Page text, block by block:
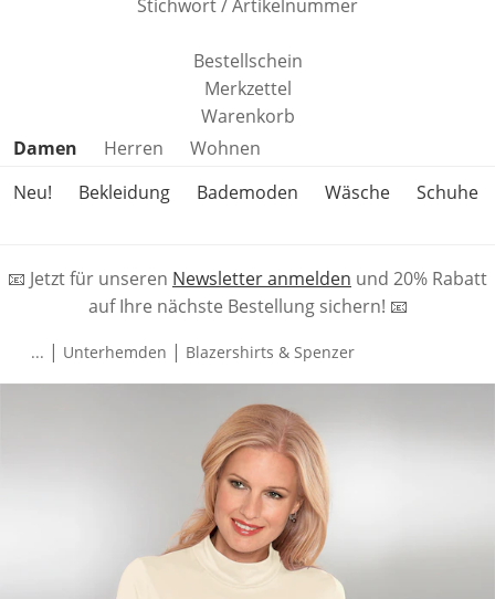
Stichwort / Artikelnummer
Bestellschein
Merkzettel
Warenkorb
Produktkategorien überspringen
Damen Herren
Wohnen
Neu!
Bekleidung Bademoden Wäsche Schuhe
📧 Jetzt für unseren Newsletter anmelden und 20% Rabatt
auf Ihre nächste Bestellung sichern! 📧
... | Unterhemden | Blazershirts & Spenzer